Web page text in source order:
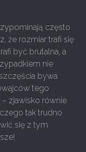
często
że rozmiar trafi się
być brutalna, a
nie
bywa
tego
zjawisko równie
tak trudno
się z tym